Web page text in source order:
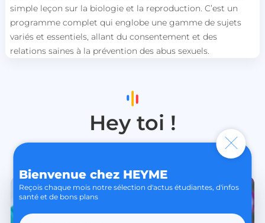
simple leçon sur la biologie et la reproduction. C’est un
programme complet qui englobe une gamme de sujets
variés et essentiels, allant du consentement et des
relations saines à la prévention des abus sexuels.
Hey toi !
Check nos autres articles / actus
Bienvenue chez HEYME
Reçois chaque mois notre sélection d'actus étudiantes, d'infos
santé et de bons plans
Nom
Fournisseur / Domaine
session_uuid
beta-front.heyme.care
persistid
to_event_consent_idPolitique de confidentialité de